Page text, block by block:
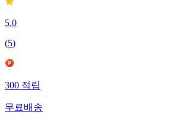
5.0
(5)
300적립
무료배송